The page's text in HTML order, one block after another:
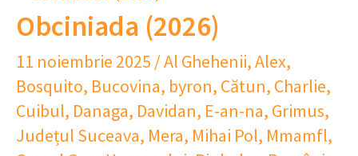
Obciniada (2026)
11 noiembrie 2025 /Al Ghehenii,Alex,
Bosquito, Bucovina, byron, Cătun, Charlie,
Cuibul, Danaga, Davidan, E-an-na, Grimus,
Județul Suceava, Mera, Mihai Pol, Mmamfl,